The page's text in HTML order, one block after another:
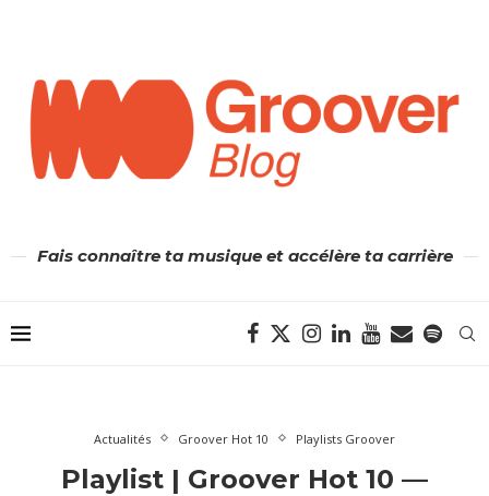
Fais connaître ta musique et accélère ta carrière
Actualités Groover Hot 10 Playlists Groover
Playlist | Groover Hot 10 —